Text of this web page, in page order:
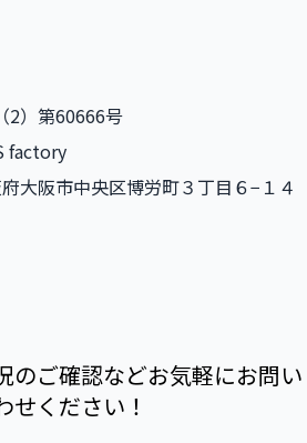
2）第60666号
factory
大阪市中央区博労町３丁目６−１４
のご確認などお気軽にお問い
せください！